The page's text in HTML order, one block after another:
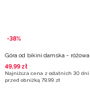
-38%
Góra od bikini damska - różowa
49,99 zł
Najniższa cena z ostatnich 30 dni
przed obniżką 79,99 zł